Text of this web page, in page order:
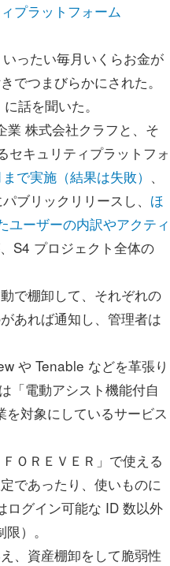
プラットフォーム
ったい毎月いくらお金が
でつまびらかにされた。
話を聞いた。
株式会社クラフと、そ
セキュリティプラットフォ
で実施（結果は失敗） 、
ブリックリリースし、 ほ
ユーザーの内訳やアクティ
S4 プロジェクト全体の
で棚卸して、それぞれの
あれば通知し、管理者は
や Tenable などを革張り
「電動アシスト機能付自
対象にしているサービス
ＯＲＥＶＥＲ」で使える
であったり、使いものに
ログイン可能な ID 数以外
）。
、資産棚卸をして脆弱性